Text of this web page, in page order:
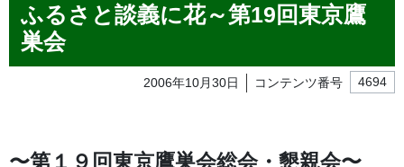
ふるさと談義に花～第19回東京鷹
巣会
2006年10月30日 コンテンツ番号 4694
〜第１９回東京鷹巣会総会・懇親会〜